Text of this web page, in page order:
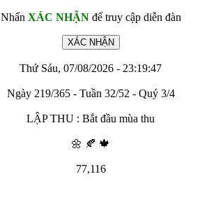
Nhấn XÁC NHẬNđể truy cập diễn đàn
Thứ Sáu, 07/08/2026 - 23:19:47
Ngày 219/365 - Tuần 32/52 - Quý 3/4
LẬP THU : Bắt đầu mùa thu
🌼 🍂 🍁
77,116